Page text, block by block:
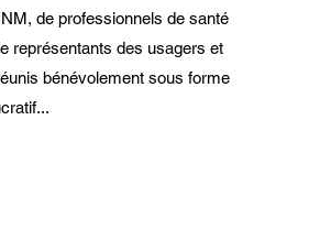
de professionnels de santé
représentants des usagers et
bénévolement sous forme